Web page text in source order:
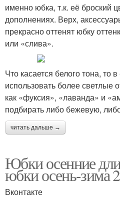
именно юбка, т.к. её броский
дополнениях. Верх,
прекрасно оттенят юбку
или «слива».
Что касается белого тона, то
использовать более светлые
как «фуксия», «лаванда» и
подбирать либо бежевую,
читать дальше →
Юбки осенние
юбки осень-зима
Вконтакте